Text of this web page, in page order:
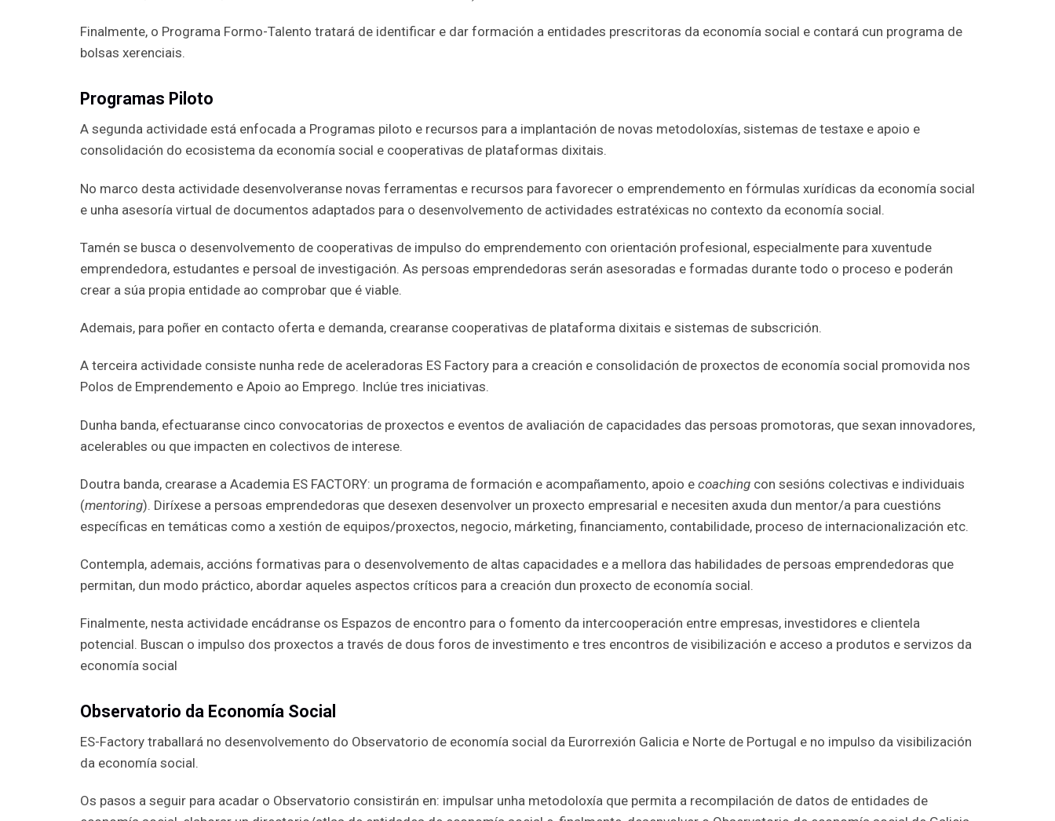
Finalmente, o Programa Formo-Talento tratará de identificar e dar formación a entidades prescritoras da economía social e contará cun programa de
bolsas xerenciais.
Programas Piloto
A segunda actividade está enfocada a Programas piloto e recursos para a implantación de novas metodoloxías, sistemas de testaxe e apoio e
consolidación do ecosistema da economía social e cooperativas de plataformas dixitais.
No marco desta actividade desenvolveranse novas ferramentas e recursos para favorecer o emprendemento en fórmulas xurídicas da economía social
e unha asesoría virtual de documentos adaptados para o desenvolvemento de actividades estratéxicas no contexto da economía social.
Tamén se busca o desenvolvemento de cooperativas de impulso do emprendemento con orientación profesional, especialmente para xuventude
emprendedora, estudantes e persoal de investigación. As persoas emprendedoras serán asesoradas e formadas durante todo o proceso e poderán
crear a súa propia entidade ao comprobar que é viable.
Ademais, para poñer en contacto oferta e demanda, crearanse cooperativas de plataforma dixitais e sistemas de subscrición.
A terceira actividade consiste nunha rede de aceleradoras ES Factory para a creación e consolidación de proxectos de economía social promovida nos
Polos de Emprendemento e Apoio ao Emprego. Inclúe tres iniciativas.
Dunha banda, efectuaranse cinco convocatorias de proxectos e eventos de avaliación de capacidades das persoas promotoras, que sexan innovadores,
acelerables ou que impacten en colectivos de interese.
Doutra banda, crearase a Academia ES FACTORY: un programa de formación e acompañamento, apoio e coaching con sesións colectivas e individuais
(mentoring). Diríxese a persoas emprendedoras que desexen desenvolver un proxecto empresarial e necesiten axuda dun mentor/a para cuestións
específicas en temáticas como a xestión de equipos/proxectos, negocio, márketing, financiamento, contabilidade, proceso de internacionalización etc.
Contempla, ademais, accións formativas para o desenvolvemento de altas capacidades e a mellora das habilidades de persoas emprendedoras que
permitan, dun modo práctico, abordar aqueles aspectos críticos para a creación dun proxecto de economía social.
Finalmente, nesta actividade encádranse os Espazos de encontro para o fomento da intercooperación entre empresas, investidores e clientela
potencial. Buscan o impulso dos proxectos a través de dous foros de investimento e tres encontros de visibilización e acceso a produtos e servizos da
economía social
Observatorio da Economía Social
ES-Factory traballará no desenvolvemento do Observatorio de economía social da Eurorrexión Galicia e Norte de Portugal e no impulso da visibilización
da economía social.
Os pasos a seguir para acadar o Observatorio consistirán en: impulsar unha metodoloxía que permita a recompilación de datos de entidades de